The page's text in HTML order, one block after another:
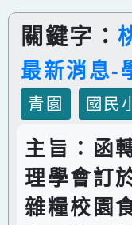
關鍵字：
最新消息-
青園
國民
主旨：函
理學會訂
雜糧校園